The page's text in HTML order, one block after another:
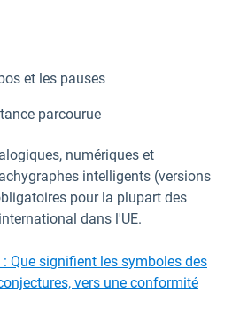
et les pauses
parcourue
numériques et
intelligents (versions
pour la plupart des
dans l'UE.
Que signifient les symboles des
vers une conformité